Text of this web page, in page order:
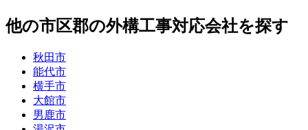
他の市区郡の外構工事対応会社を探す
秋田市
能代市
横手市
大館市
男鹿市